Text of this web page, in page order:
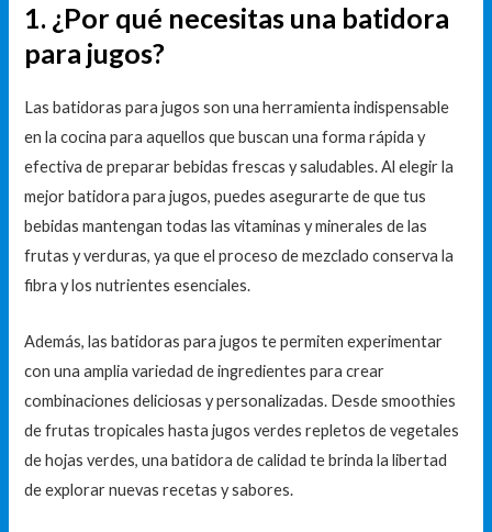
1. ¿Por qué necesitas una batidora
para jugos?
Las batidoras para jugos son una herramienta indispensable
en la cocina para aquellos que buscan una forma rápida y
efectiva de preparar bebidas frescas y saludables. Al elegir la
mejor batidora para jugos, puedes asegurarte de que tus
bebidas mantengan todas las vitaminas y minerales de las
frutas y verduras, ya que el proceso de mezclado conserva la
fibra y los nutrientes esenciales.
Además, las batidoras para jugos te permiten experimentar
con una amplia variedad de ingredientes para crear
combinaciones deliciosas y personalizadas. Desde smoothies
de frutas tropicales hasta jugos verdes repletos de vegetales
de hojas verdes, una batidora de calidad te brinda la libertad
de explorar nuevas recetas y sabores.